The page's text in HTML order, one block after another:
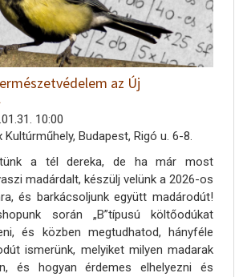
az Új
10:00
Kultúrműhely, Budapest, Rigó u. 6-8.
a tél dereka, de ha már most
madárdalt, készülj velünk a 2026-os
és barkácsoljunk együtt madárodút!
során „B”típusú költőodúkat
és közben megtudhatod, hányféle
ismerünk, melyiket milyen madarak
és hogyan érdemes elhelyezni és